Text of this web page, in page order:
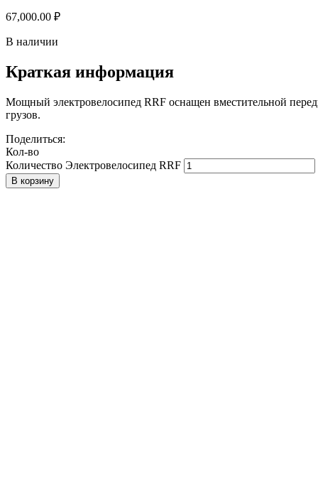
67,000.00 ₽
В наличии
Краткая информация
Мощный электровелосипед RRF оснащен вместительной
грузов.
Поделиться:
Кол-во
Количество Электровелосипед RRF
В корзину